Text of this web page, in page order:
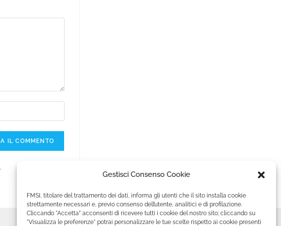
Gestisci Consenso Cookie
FMSI, titolare del trattamento dei dati, informa gli utenti che il sito installa cookie
strettamente necessari e, previo consenso dell’utente, analitici e di profilazione.
Cliccando "Accetta” acconsenti di ricevere tutti i cookie del nostro sito; cliccando su
"Visualizza le preferenze" potrai personalizzare le tue scelte rispetto ai cookie presenti
.